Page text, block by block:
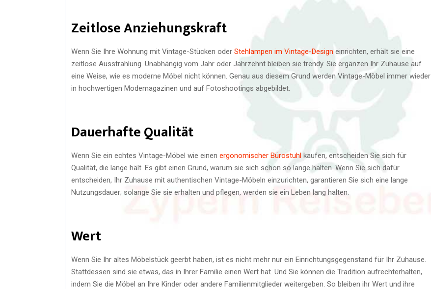
Zeitlose Anziehungskraft
Wenn Sie Ihre Wohnung mit Vintage-Stücken oder Stehlampen im Vintage-Design einrichten, erhält sie eine
zeitlose Ausstrahlung. Unabhängig vom Jahr oder Jahrzehnt bleiben sie trendy. Sie ergänzen Ihr Zuhause auf
eine Weise, wie es moderne Möbel nicht können. Genau aus diesem Grund werden Vintage-Möbel immer wieder
in hochwertigen Modemagazinen und auf Fotoshootings abgebildet.
Dauerhafte Qualität
Wenn Sie ein echtes Vintage-Möbel wie einen ergonomischer Bürostuhl kaufen, entscheiden Sie sich für
Qualität, die lange hält. Es gibt einen Grund, warum sie sich schon so lange halten. Wenn Sie sich dafür
entscheiden, Ihr Zuhause mit authentischen Vintage-Möbeln einzurichten, garantieren Sie sich eine lange
Nutzungsdauer; solange Sie sie erhalten und pflegen, werden sie ein Leben lang halten.
Wert
Wenn Sie Ihr altes Möbelstück geerbt haben, ist es nicht mehr nur ein Einrichtungsgegenstand für Ihr Zuhause.
Stattdessen sind sie etwas, das in Ihrer Familie einen Wert hat. Und Sie können die Tradition aufrechterhalten,
indem Sie die Möbel an Ihre Kinder oder andere Familienmitglieder weitergeben. So bleiben ihr Wert und ihre